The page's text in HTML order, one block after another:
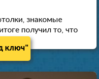
знакомые
получил то, что
ключ"